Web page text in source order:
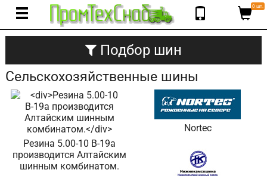
0 шт.
Подбор шин
Сельскохозяйственные шины
Резина 5.00-10 В-19а
производится Алтайским
шинным комбинатом.
Nortec